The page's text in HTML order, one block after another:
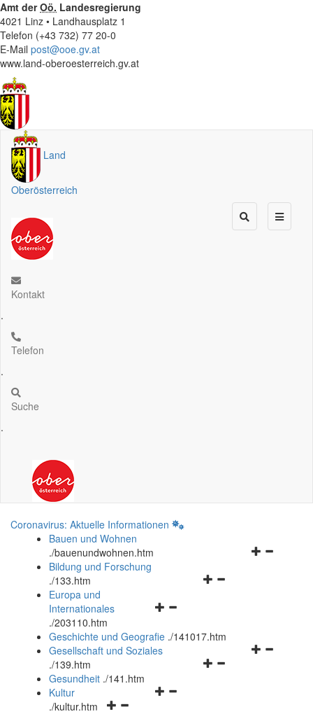
Amt derOö. Landesregierung
4021 Linz • Landhausplatz 1
Telefon (+43 732) 77 20-0
E-Mail post@ooe.gv.at
www.land-oberoesterreich.gv.at
Land
Oberösterreich
Kontakt
.
Telefon
.
Suche
.
Coronavirus: Aktuelle Informationen
Bauen und Wohnen
./bauenundwohnen.htm
Navigationsmenü
Bildung und Forschung
./133.htm
Navigationsmenü
und
schließen
Europa und
Internationales
./203110.htm
Geschichte und Geografie ./141017.htm
Navigationsmenü
Gesellschaft und Soziales
./139.htm
Navigationsmenü
Gesundheit ./141.htm
Navigationsmenü
Kultur
./kultur.htm